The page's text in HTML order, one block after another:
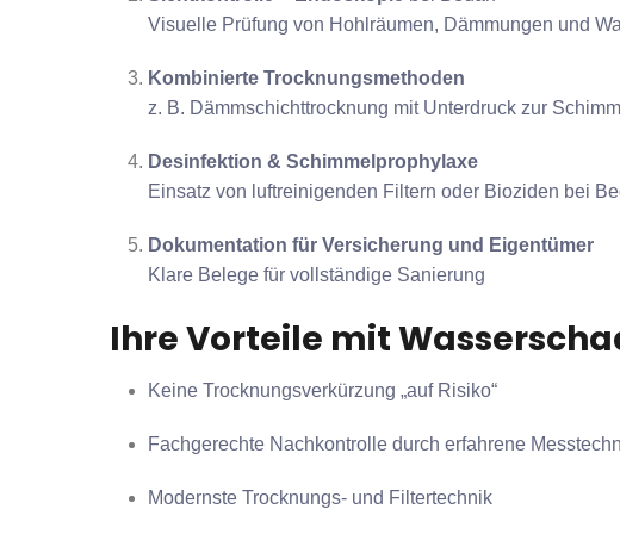
Visuelle Prüfung von Hohlräumen, Dämmungen und
Kombinierte Trocknungsmethoden
z. B. Dämmschichttrocknung mit Unterdruck zur
Desinfektion & Schimmelprophylaxe
Einsatz von luftreinigenden Filtern oder Bioziden bei
Dokumentation für Versicherung und Eigentümer
Klare Belege für vollständige Sanierung
Ihre Vorteile mit
Keine Trocknungsverkürzung „auf Risiko“
Fachgerechte Nachkontrolle durch erfahrene
Modernste Trocknungs- und Filtertechnik